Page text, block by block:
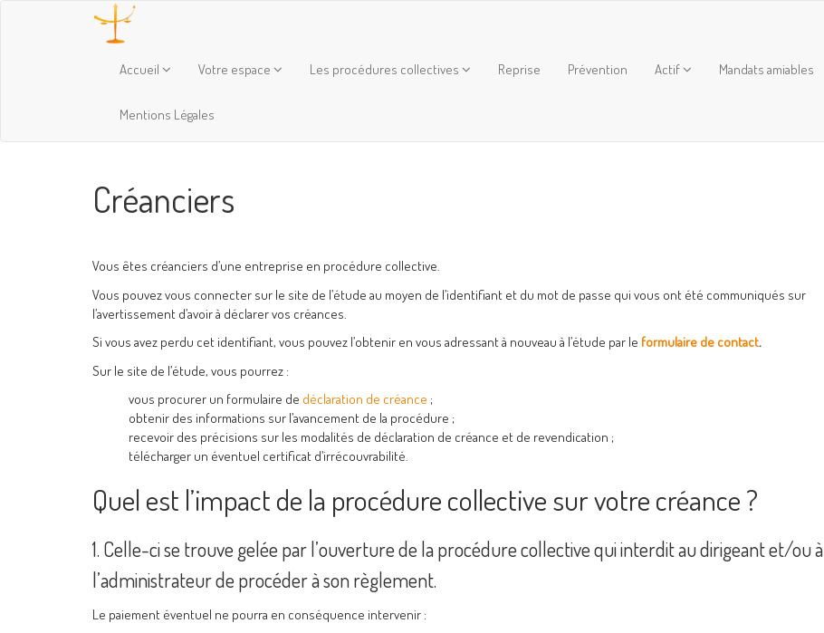
Accueil Votre espace Les procédures collectives Reprise Prévention Actif Mandats amiables
Mentions Légales
Créanciers
Vous êtes créanciers d’une entreprise en procédure collective.
Vous pouvez vous connecter sur le site de l’étude au moyen de l’identifiant et du mot de passe qui vous ont été communiqués sur
l’avertissement d’avoir à déclarer vos créances.
Si vous avez perdu cet identifiant, vous pouvez l’obtenir en vous adressant à nouveau à l’étude par le formulaire de contact.
Sur le site de l’étude, vous pourrez :
vous procurer un formulaire de déclaration de créance ;
obtenir des informations sur l’avancement de la procédure ;
recevoir des précisions sur les modalités de déclaration de créance et de revendication ;
télécharger un éventuel certificat d’irrécouvrabilité.
Quel est l’impact de la procédure collective sur votre créance ?
1. Celle-ci se trouve gelée par l’ouverture de la procédure collective qui interdit au dirigeant et/ou à
l’administrateur de procéder à son règlement.
Le paiement éventuel ne pourra en conséquence intervenir :